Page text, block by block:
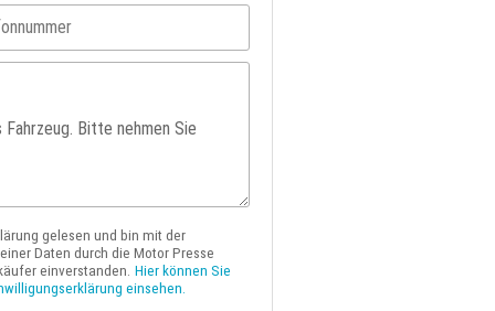
gelesen und bin mit der
Daten durch die Motor Presse
einverstanden. Hier können Sie
einsehen.